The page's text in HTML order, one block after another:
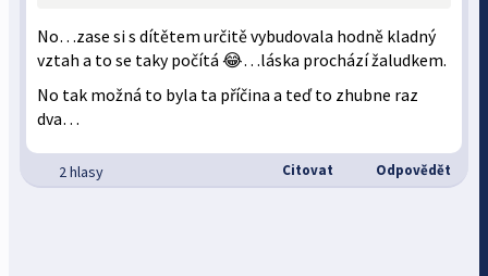
No…zase si s dítětem určitě vybudovala hodně kladný
vztah a to se taky počítá 😂…láska prochází žaludkem.
No tak možná to byla ta příčina a teď to zhubne raz
dva…
2 hlasy Citovat Odpovědět